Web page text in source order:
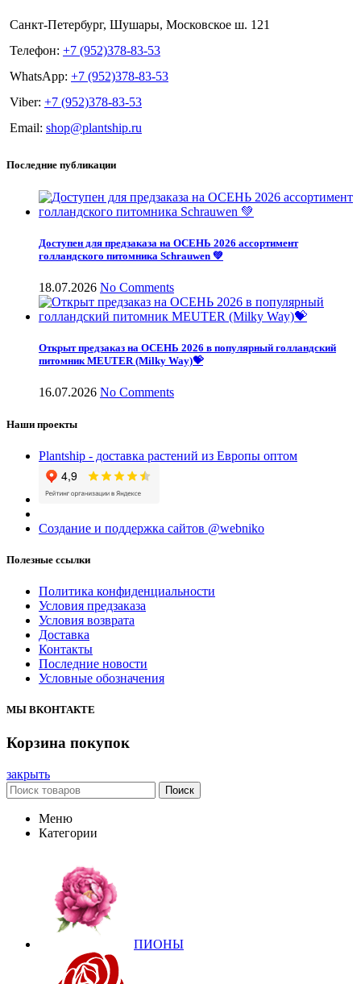
Санкт-Петербург, Шушары, Московское ш. 121
Телефон: +7 (952)378-83-53
WhatsApp: +7 (952)378-83-53
Viber: +7 (952)378-83-53
Email: shop@plantship.ru
Последние публикации
Доступен для предзаказа на ОСЕНЬ 2026 ассортимент
голландского питомника Schrauwen 💚
18.07.2026 No Comments
Открыт предзаказ на ОСЕНЬ 2026 в популярный голландский
питомник MEUTER (Milky Way)💝
16.07.2026 No Comments
Наши проекты
Plantship - доставка растений из Европы оптом
Создание и поддержка сайтов @webniko
Полезные ссылки
Политика конфиденциальности
Условия предзаказа
Условия возврата
Доставка
Контакты
Последние новости
Условные обозначения
МЫ ВКОНТАКТЕ
Корзина покупок
закрыть
Поиск
Меню
Категории
ПИОНЫ